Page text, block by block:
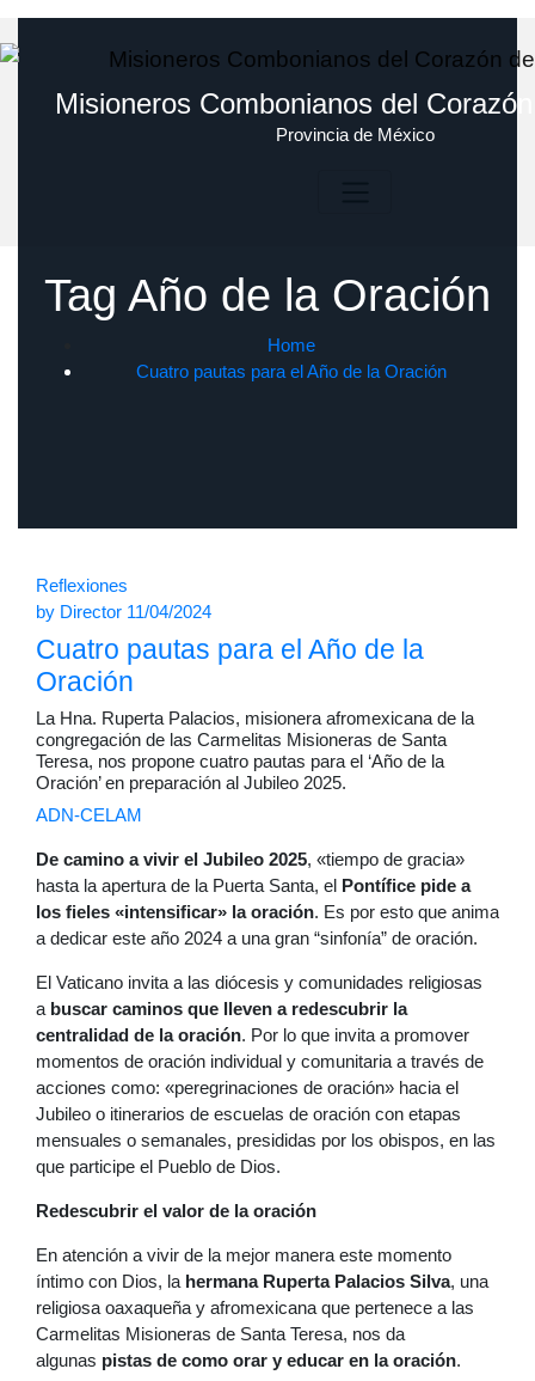
to
Misioneros Combonianos del
Provincia de México
Tag Año de la Oración
Home
Cuatro pautas para el Año de la Oración
Reflexiones
by Director 11/04/2024
Cuatro pautas para el Año de la
Oración
La Hna. Ruperta Palacios, misionera afromexicana de la
congregación de las Carmelitas Misioneras de Santa
Teresa, nos propone cuatro pautas para el ‘Año de la
Oración’ en preparación al Jubileo 2025.
ADN-CELAM
De camino a vivir el Jubileo 2025, «tiempo de gracia»
hasta la apertura de la Puerta Santa, el Pontífice pide a
los fieles «intensificar» la oración. Es por esto que anima
a dedicar este año 2024 a una gran “sinfonía” de oración.
El Vaticano invita a las diócesis y comunidades religiosas
a buscar caminos que lleven a redescubrir la
centralidad de la oración. Por lo que invita a promover
momentos de oración individual y comunitaria a través de
acciones como: «peregrinaciones de oración» hacia el
Jubileo o itinerarios de escuelas de oración con etapas
mensuales o semanales, presididas por los obispos, en las
que participe el Pueblo de Dios.
Redescubrir el valor de la oración
En atención a vivir de la mejor manera este momento
íntimo con Dios, la hermana Ruperta Palacios Silva, una
religiosa oaxaqueña y afromexicana que pertenece a las
Carmelitas Misioneras de Santa Teresa, nos da
algunas pistas de como orar y educar en la oración.